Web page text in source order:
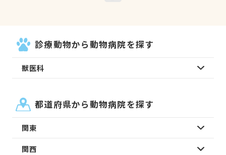
診療動物から動物病院を探す
獣医科
都道府県から動物病院を探す
関東
関西